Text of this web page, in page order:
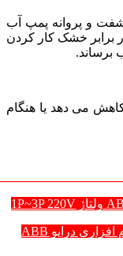
و پروانه پمپ آب
برابر خشک کار کردن
برساند.
می دهد یا هنگام
راهنمای نرم افزاری درایو ABB